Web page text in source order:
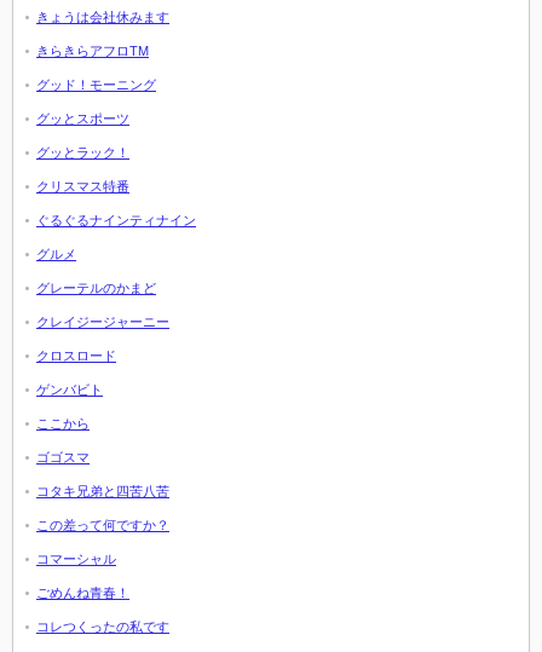
きょうは会社休みます
きらきらアフロTM
グッド！モーニング
グッとスポーツ
グッとラック！
クリスマス特番
ぐるぐるナインティナイン
グルメ
グレーテルのかまど
クレイジージャーニー
クロスロード
ゲンバビト
ここから
ゴゴスマ
コタキ兄弟と四苦八苦
この差って何ですか？
コマーシャル
ごめんね青春！
コレつくったの私です